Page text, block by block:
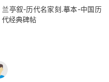
兰亭叙-历代名家刻.摹本-中国历
代经典碑帖